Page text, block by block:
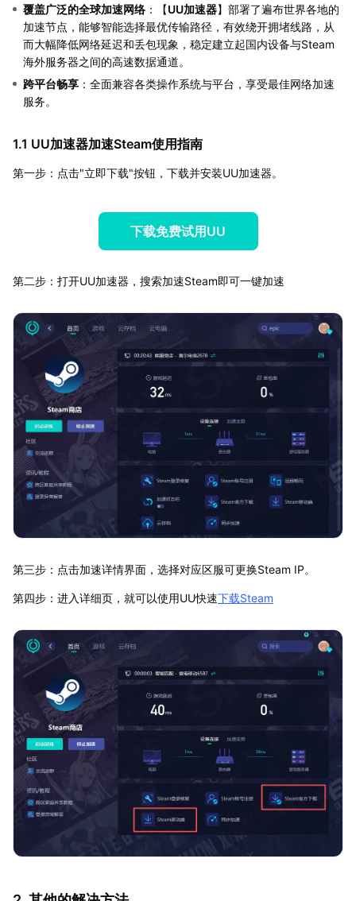
覆盖广泛的全球加速网络 ：【UU加速器】部署了遍布世界各地的
加速节点，能够智能选择最优传输路径，有效绕开拥堵线路，从
而大幅降低网络延迟和丢包现象，稳定建立起国内设备与Steam
海外服务器之间的高速数据通道。
跨平台畅享 ：全面兼容各类操作系统与平台，享受最佳网络加速
服务。
1.1 UU加速器加速Steam使用指南
第一步：点击"立即下载"按钮，下载并安装UU加速器。
下载免费试用UU
第二步：打开UU加速器，搜索加速Steam即可一键加速
第三步：点击加速详情界面，选择对应区服可更换Steam IP。
第四步：进入详细页，就可以使用UU快速下载Steam